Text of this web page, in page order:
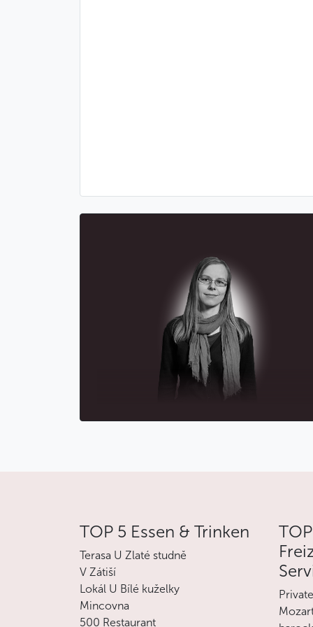
TOP 5 Essen & Trinken
Terasa U Zlaté studně
V Zátiší
Lokál U Bílé kuželky
Mincovna
500 Restaurant